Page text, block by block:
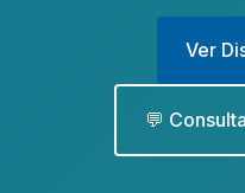
Ver
💬